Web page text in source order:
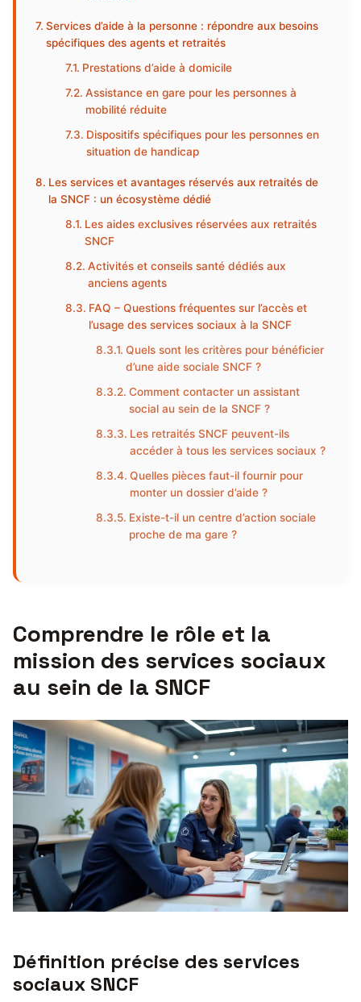
Services d’aide à la personne : répondre aux besoins
spécifiques des agents et retraités
Prestations d’aide à domicile
Assistance en gare pour les personnes à
mobilité réduite
Dispositifs spécifiques pour les personnes en
situation de handicap
Les services et avantages réservés aux retraités de
la SNCF : un écosystème dédié
Les aides exclusives réservées aux retraités
SNCF
Activités et conseils santé dédiés aux
anciens agents
FAQ – Questions fréquentes sur l’accès et
l’usage des services sociaux à la SNCF
Quels sont les critères pour bénéficier
d’une aide sociale SNCF ?
Comment contacter un assistant
social au sein de la SNCF ?
Les retraités SNCF peuvent-ils
accéder à tous les services sociaux ?
Quelles pièces faut-il fournir pour
monter un dossier d’aide ?
Existe-t-il un centre d’action sociale
proche de ma gare ?
Comprendre le rôle et la
mission des services sociaux
au sein de la SNCF
Définition précise des services
sociaux SNCF